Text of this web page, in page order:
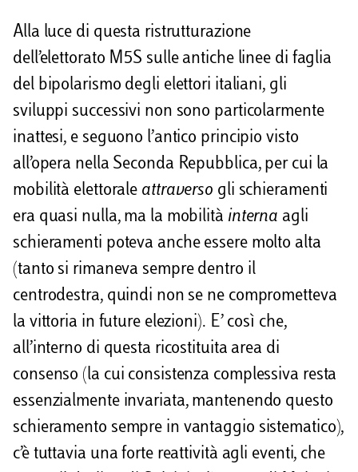
Alla luce di questa ristrutturazione
dell’elettorato M5S sulle antiche linee di faglia
del bipolarismo degli elettori italiani, gli
sviluppi successivi non sono particolarmente
inattesi, e seguono l’antico principio visto
all’opera nella Seconda Repubblica, per cui la
mobilità elettorale attraverso gli schieramenti
era quasi nulla, ma la mobilità interna agli
schieramenti poteva anche essere molto alta
(tanto si rimaneva sempre dentro il
centrodestra, quindi non se ne comprometteva
la vittoria in future elezioni). E’ così che,
all’interno di questa ricostituita area di
consenso (la cui consistenza complessiva resta
essenzialmente invariata, mantenendo questo
schieramento sempre in vantaggio sistematico),
c’è tuttavia una forte reattività agli eventi, che